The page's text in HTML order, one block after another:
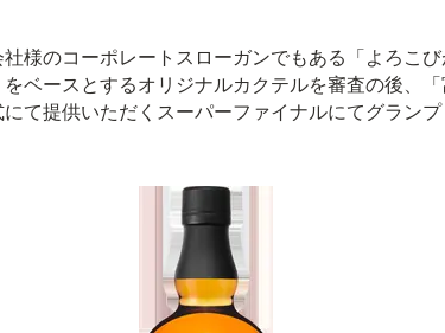
様のコーポレートスローガンでもある「よろこび
ベースとするオリジナルカクテルを審査の後、
て提供いただくスーパーファイナルにてグランプ